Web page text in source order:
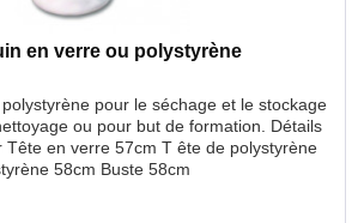
en verre ou polystyrène
pour le séchage et le stockage
ou pour but de formation. Détails
Tête en verre 57cm T ête de polystyrène
58cm Buste 58cm